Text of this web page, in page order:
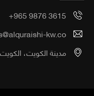
+965 9876 3615
sales@alquraishi-kw.co
مدينة الكويت، الكويت